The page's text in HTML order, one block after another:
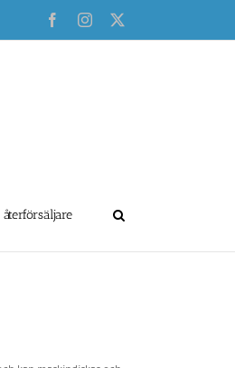
FacebookInstagram